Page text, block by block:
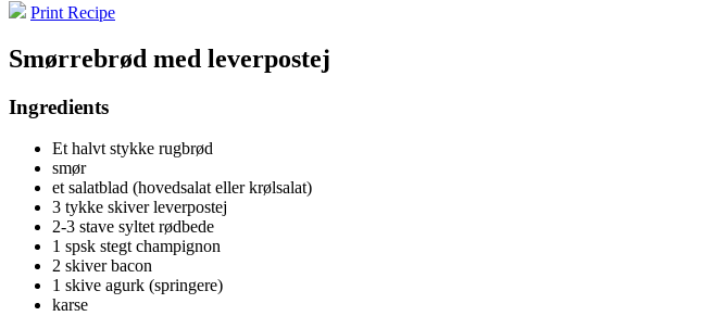
Print Recipe
Smørrebrød med leverpostej
Ingredients
Et halvt stykke rugbrød
smør
et salatblad (hovedsalat eller krølsalat)
3 tykke skiver leverpostej
2-3 stave syltet rødbede
1 spsk stegt champignon
2 skiver bacon
1 skive agurk (springere)
karse